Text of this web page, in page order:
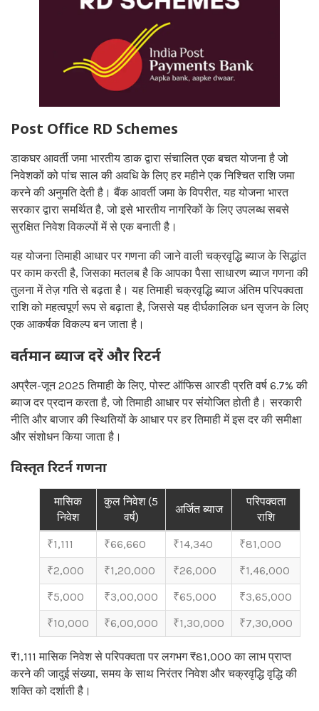
Post Office RD Schemes
डाकघर आवर्ती जमा भारतीय डाक द्वारा संचालित एक बचत योजना है जो
निवेशकों को पांच साल की अवधि के लिए हर महीने एक निश्चित राशि जमा
करने की अनुमति देती है। बैंक आवर्ती जमा के विपरीत, यह योजना भारत
सरकार द्वारा समर्थित है, जो इसे भारतीय नागरिकों के लिए उपलब्ध सबसे
सुरक्षित निवेश विकल्पों में से एक बनाती है।
यह योजना तिमाही आधार पर गणना की जाने वाली चक्रवृद्धि ब्याज के सिद्धांत
पर काम करती है, जिसका मतलब है कि आपका पैसा साधारण ब्याज गणना की
तुलना में तेज़ गति से बढ़ता है। यह तिमाही चक्रवृद्धि ब्याज अंतिम परिपक्वता
राशि को महत्वपूर्ण रूप से बढ़ाता है, जिससे यह दीर्घकालिक धन सृजन के लिए
एक आकर्षक विकल्प बन जाता है।
वर्तमान ब्याज दरें और रिटर्न
अप्रैल-जून 2025 तिमाही के लिए, पोस्ट ऑफिस आरडी प्रति वर्ष 6.7% की
ब्याज दर प्रदान करता है, जो तिमाही आधार पर संयोजित होती है। सरकारी
नीति और बाजार की स्थितियों के आधार पर हर तिमाही में इस दर की समीक्षा
और संशोधन किया जाता है।
विस्तृत रिटर्न गणना
मासिक
निवेश
कुल निवेश (5
वर्ष)
अर्जित ब्याज
परिपक्वता
राशि
₹1,111
₹66,660 ₹14,340
₹81,000
₹2,000
₹1,20,000 ₹26,000
₹1,46,000
₹5,000
₹3,00,000 ₹65,000
₹3,65,000
₹10,000
₹6,00,000 ₹1,30,000 ₹7,30,000
₹1,111 मासिक निवेश से परिपक्वता पर लगभग ₹81,000 का लाभ प्राप्त
करने की जादुई संख्या, समय के साथ निरंतर निवेश और चक्रवृद्धि वृद्धि की
शक्ति को दर्शाती है।